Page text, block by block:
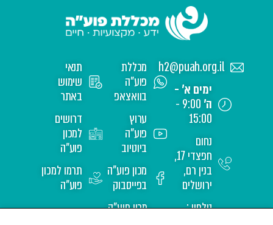
h2@puah.org.il
ימים א' -
ה'
9:00 -
15:00
נחום
חפצדי 17,
בנין רם,
ירושלים
טלפון :
מכללת
פוע"ה
בוואצאפ
ערוץ
פוע"ה
ביוטיוב
מכון פוע"ה
בפייסבוק
מכון פוע"ה
תנאי
שימוש
באתר
דרושים
למכון
פוע"ה
תרמו למכון
פוע"ה